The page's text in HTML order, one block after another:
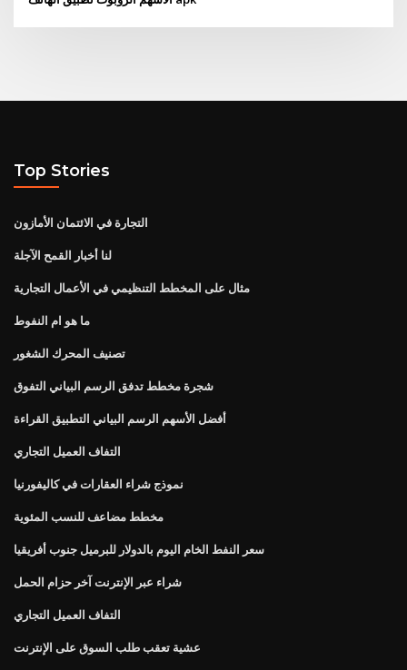
Top Stories
التجارة في الائتمان الأمازون
لنا أخبار القمح الآجلة
مثال على المخطط التنظيمي في الأعمال التجارية
ما هو ام النفوط
تصنيف المحرك الشغور
شجرة مخطط تدفق الرسم البياني التفوق
أفضل الأسهم الرسم البياني التطبيق القراءة
التفاف العميل التجاري
نموذج شراء العقارات في كاليفورنيا
مخطط مضاعف للنسب المئوية
سعر النفط الخام اليوم بالدولار للبرميل جنوب أفريقيا
شراء عبر الإنترنت آخر حزام الحمل
التفاف العميل التجاري
عشية تعقب طلب السوق على الإنترنت